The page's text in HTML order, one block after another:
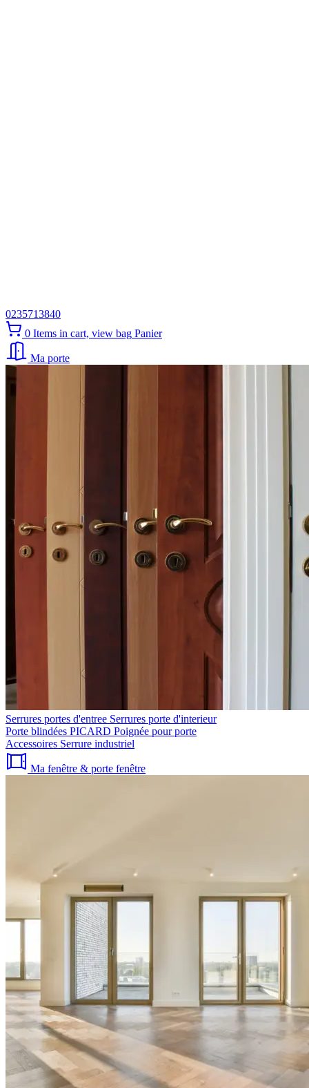
0235713840
0 Items in cart, view bag Panier
Ma porte
Serrures portes d'entree Serrures porte d'interieur
Porte blindées PICARD Poignée pour porte
Accessoires Serrure industriel
Ma fenêtre & porte fenêtre